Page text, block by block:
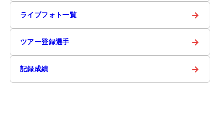
ライブフォト一覧 →
ツアー登録選手 →
記録成績 →